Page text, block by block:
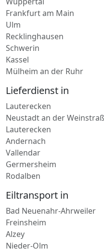
Hamburg
Paketdienst in
Wuppertal
Frankfurt am Main
Ulm
Schwerin
Kassel
Mülheim an der Ruhr
Lieferdienst in
Lauterecken
Neustadt an der Weinstraße
Lauterecken
Vallendar
Germersheim
Rodalben
Eiltransport in